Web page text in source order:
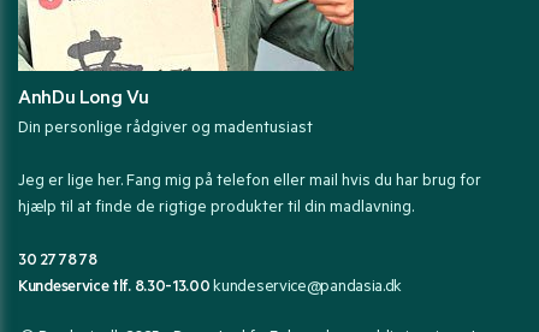
AnhDu Long Vu
Din personlige rådgiver og madentusiast
Jeg er lige her. Fang mig på telefon eller mail hvis du har brug for
hjælp til at finde de rigtige produkter til din madlavning.
30 27 78 78
Kundeservice tlf. 8.30-13.00kundeservice@pandasia.dk